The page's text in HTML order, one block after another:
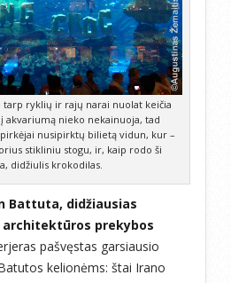
tarp ryklių ir rajų narai nuolat keičia
akvariumą nieko nekainuoja, tad
nusipirktų bilietą vidun, kur –
stikliniu stogu, ir, kaip rodo ši
didžiulis krokodilas.
Battuta, didžiausias
prekybos
pašvęstas garsiausio
kelionėms: štai Irano